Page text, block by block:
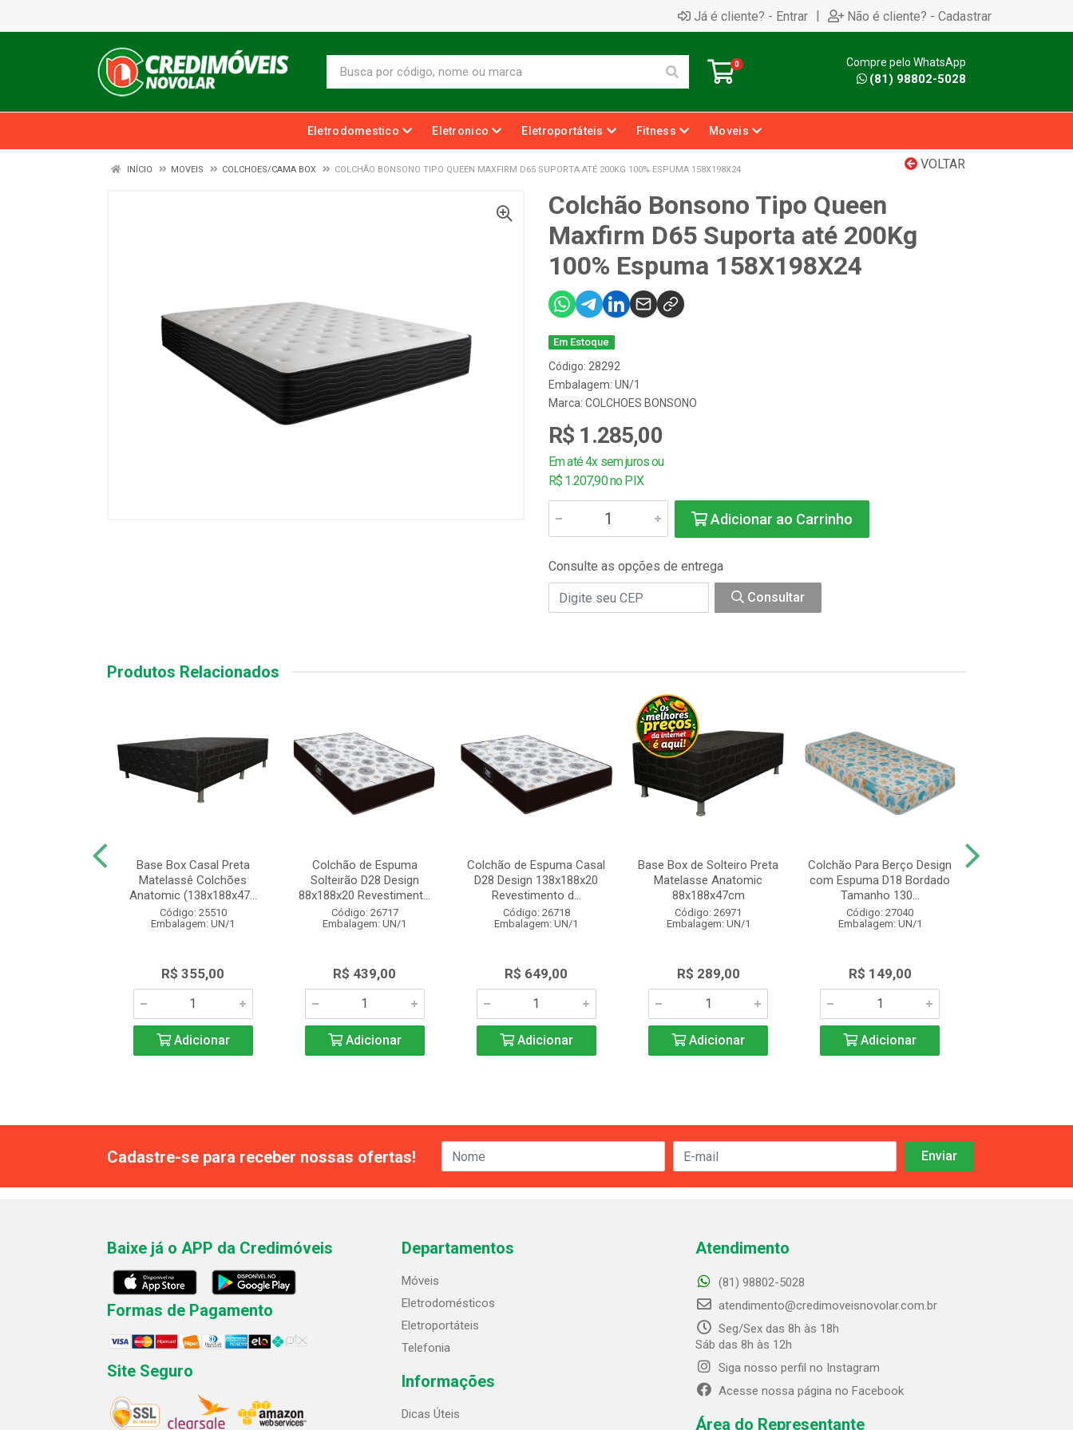
Já é cliente? - Entrar | Não é cliente? - Cadastrar
0 Compre pelo WhatsApp
(81) 98802-5028
Eletrodomestico Eletronico Eletroportáteis Fitness Moveis
VOLTAR
INÍCIO MOVEIS COLCHOES/CAMA BOX COLCHÃO BONSONO TIPO QUEEN MAXFIRM D65 SUPORTA ATÉ 200KG 100% ESPUMA 158X198X24
Colchão Bonsono Tipo Queen
Maxfirm D65 Suporta até 200Kg
100% Espuma 158X198X24
Em Estoque
Código: 28292
Embalagem: UN/1
Marca: COLCHOES BONSONO
R$ 1.285,00
Em até 4x sem juros ou
R$ 1.207,90 no PIX
Adicionar ao Carrinho
Consulte as opções de entrega
Consultar
Produtos Relacionados
Base Box Casal Preta
Matelassê Colchões
Anatomic (138x188x47...
Código: 25510
Embalagem: UN/1
R$ 355,00
Adicionar
Colchão de Espuma
Solteirão D28 Design
88x188x20 Revestiment...
Código: 26717
Embalagem: UN/1
R$ 439,00
Adicionar
Colchão de Espuma Casal
D28 Design 138x188x20
Revestimento d...
Código: 26718
Embalagem: UN/1
R$ 649,00
Adicionar
Base Box de Solteiro Preta
Matelasse Anatomic
88x188x47cm
Código: 26971
Embalagem: UN/1
R$ 289,00
Adicionar
Colchão Para Berço Design
com Espuma D18 Bordado
Tamanho 130...
Código: 27040
Embalagem: UN/1
R$ 149,00
Adicionar
Cadastre-se para receber nossas ofertas!
Baixe já o APP da Credimóveis
Formas de Pagamento
Site Seguro
Departamentos
Móveis
Eletrodomésticos
Eletroportáteis
Telefonia
Informações
Dicas Úteis
Atendimento
(81) 98802-5028
atendimento@credimoveisnovolar.com.br
Seg/Sex das 8h às 18h
Sáb das 8h às 12h
Siga nosso perfil no Instagram
Acesse nossa página no Facebook
Área do Representante